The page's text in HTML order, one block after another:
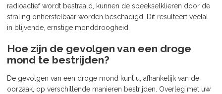
radioactief wordt bestraald, kunnen de speekselklieren door de
straling onherstelbaar worden beschadigd. Dit resulteert veelal
in blijvende, ernstige monddroogheid.
Hoe zijn de gevolgen van een droge
mond te bestrijden?
De gevolgen van een droge mond kunt u, afhankelijk van de
oorzaak, op verschillende manieren bestrijden. Overleg met uw